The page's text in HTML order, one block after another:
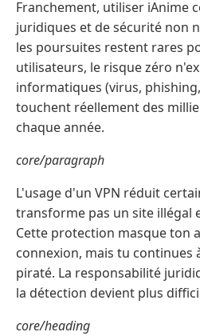
Franchement, utiliser iAnime
juridiques et de sécurité non
les poursuites restent rares
utilisateurs, le risque zéro
informatiques (virus,
touchent réellement des
chaque année.
core/paragraph
L'usage d'un VPN réduit
transforme pas un site illégal
Cette protection masque ton
connexion, mais tu continues
piraté. La responsabilité
la détection devient plus
core/heading